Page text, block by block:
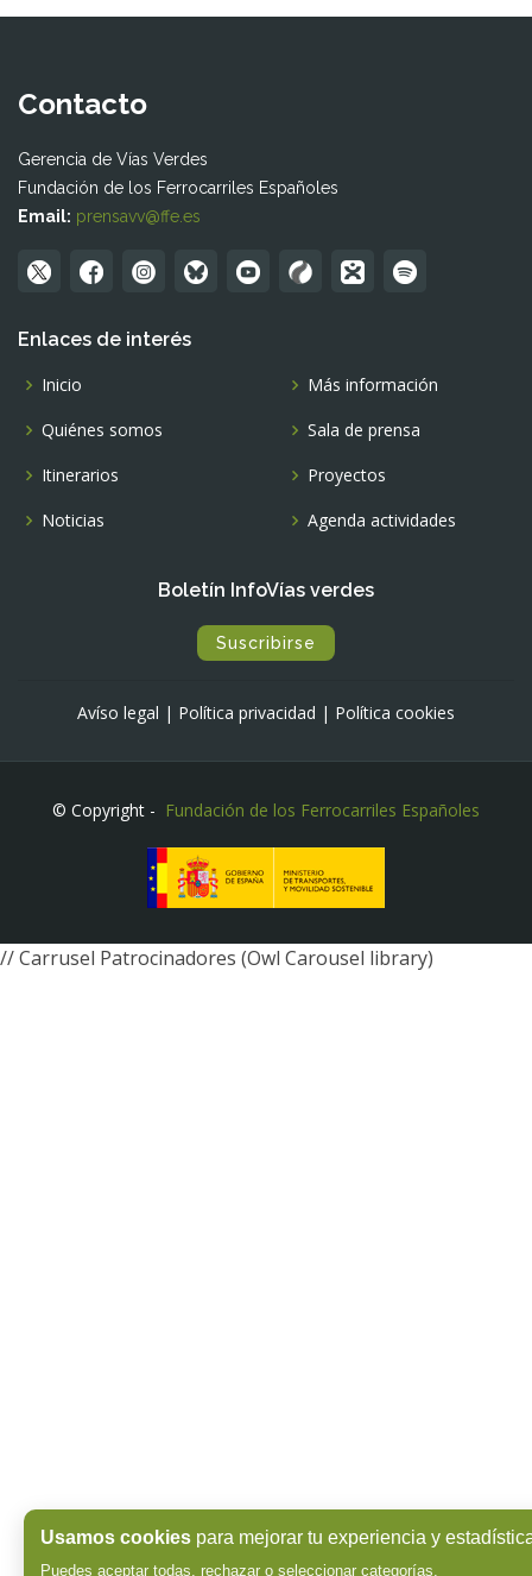
Usamos cookies para mejorar tu experiencia y
Puedes aceptar todas, rechazar o seleccionar categorías.
Contacto
Gerencia de Vías Verdes
Fundación de los Ferrocarriles Españoles
Email: prensavv@ffe.es
Enlaces de interés
Inicio
Quiénes somos
Itinerarios
Noticias
Más información
Sala de prensa
Proyectos
Agenda actividades
Boletín InfoVías verdes
Suscribirse
Avíso legal | Política privacidad | Política cookies
© Copyright - Fundación de los Ferrocarriles Españoles
// Carrusel Patrocinadores (Owl Carousel library)